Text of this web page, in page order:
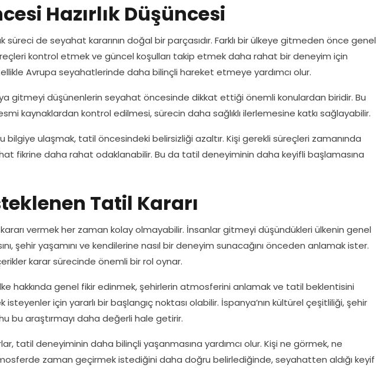
Hazırlık Düşüncesi
süreci de seyahat kararının doğal bir parçasıdır. Farklı bir ülkeye gitmeden önce genel
kontrol etmek ve güncel koşulları takip etmek daha rahat bir deneyim için
Avrupa seyahatlerinde daha bilinçli hareket etmeye yardımcı olur.
gitmeyi düşünenlerin seyahat öncesinde dikkat ettiği önemli konulardan biridir. Bu
kaynaklardan kontrol edilmesi, sürecin daha sağlıklı ilerlemesine katkı sağlayabilir.
bilgiye ulaşmak, tatil öncesindeki belirsizliği azaltır. Kişi gerekli süreçleri zamanında
fikrine daha rahat odaklanabilir. Bu da tatil deneyiminin daha keyifli başlamasına
Tatil Kararı
vermek her zaman kolay olmayabilir. İnsanlar gitmeyi düşündükleri ülkenin genel
şehir yaşamını ve kendilerine nasıl bir deneyim sunacağını önceden anlamak ister.
karar sürecinde önemli bir rol oynar.
hakkında genel fikir edinmek, şehirlerin atmosferini anlamak ve tatil beklentisini
için yararlı bir başlangıç noktası olabilir. İspanya’nın kültürel çeşitliliği, şehir
bu araştırmayı daha değerli hale getirir.
tatil deneyiminin daha bilinçli yaşanmasına yardımcı olur. Kişi ne görmek, ne
zaman geçirmek istediğini daha doğru belirlediğinde, seyahatten aldığı keyif